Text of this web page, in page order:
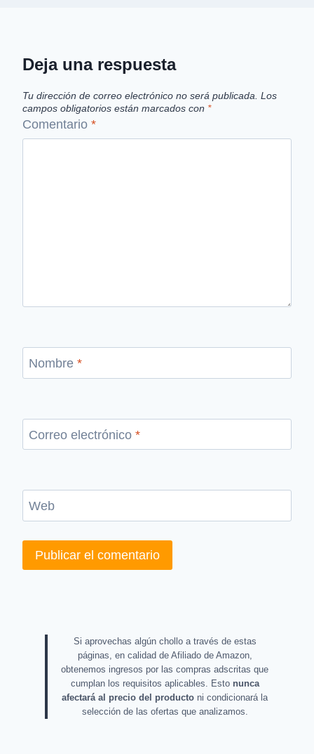
Deja una respuesta
Tu dirección de correo electrónico no será publicada. Los
campos obligatorios están marcados con *
Comentario *
Nombre *
Correo electrónico *
Web
Si aprovechas algún chollo a través de estas
páginas, en calidad de Afiliado de Amazon,
obtenemos ingresos por las compras adscritas que
cumplan los requisitos aplicables. Esto nunca
afectará al precio del producto ni condicionará la
selección de las ofertas que analizamos.